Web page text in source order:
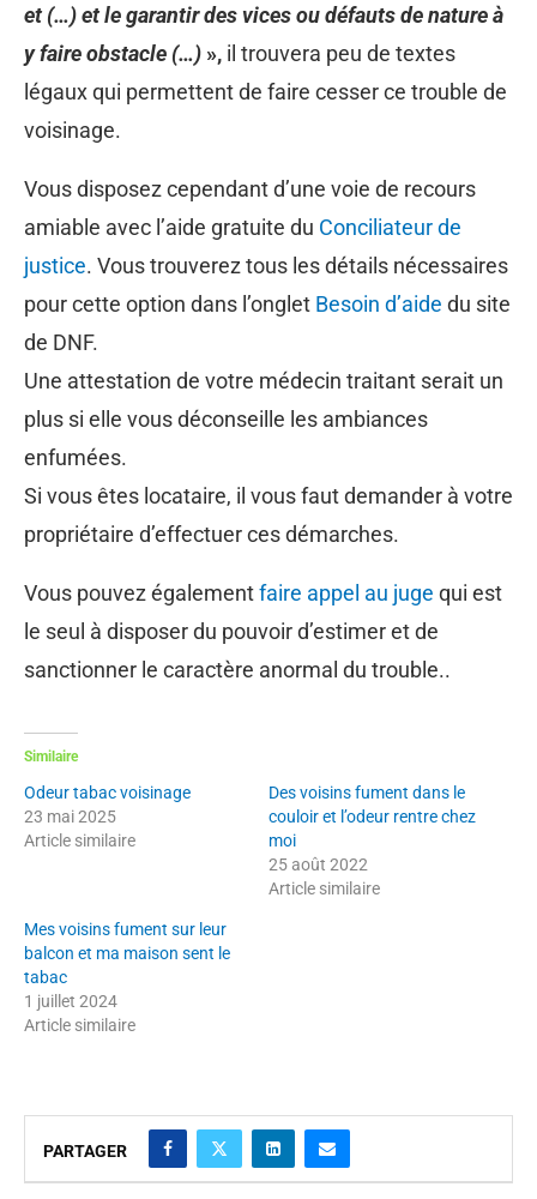
et (…) et le garantir des vices ou défauts de nature à
y faire obstacle (…) », il trouvera peu de textes
légaux qui permettent de faire cesser ce trouble de
voisinage.
Vous disposez cependant d’une voie de recours
amiable avec l’aide gratuite du Conciliateur de
justice. Vous trouverez tous les détails nécessaires
pour cette option dans l’onglet Besoin d’aide du site
de DNF.
Une attestation de votre médecin traitant serait un
plus si elle vous déconseille les ambiances
enfumées.
Si vous êtes locataire, il vous faut demander à votre
propriétaire d’effectuer ces démarches.
Vous pouvez égalementfaire appel au juge qui est
le seul à disposer du pouvoir d’estimer et de
sanctionner le caractère anormal du trouble..
Similaire
Odeur tabac voisinage
23 mai 2025
Article similaire
Des voisins fument dans le
couloir et l’odeur rentre chez
moi
25 août 2022
Article similaire
Mes voisins fument sur leur
balcon et ma maison sent le
tabac
1 juillet 2024
Article similaire
PARTAGER